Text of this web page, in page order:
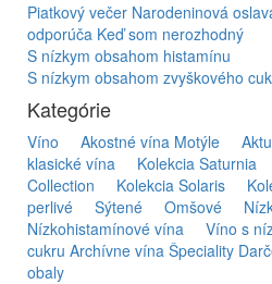
Piatkový večer Narodeninová
odporúča Keď som nerozhodný
S nízkym obsahom histamínu
S nízkym obsahom zvyškového
Kategórie
Víno Akostné vína Motýle
klasické vína
Kolekcia Saturnia
Collection
Kolekcia Solaris
perlivé
Sýtené Omšové
Nízkohistamínové vína
Víno s
cukru Archívne vína Špeciality
obaly